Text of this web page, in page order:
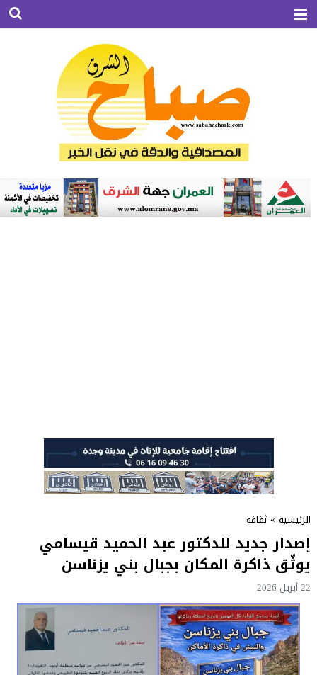
الرئيسية » ثقافة
إصدار جديد للدكتور عبد الحميد قيسامي
يوثّق ذاكرة المكان بجبال بني يزناسن
22 أبريل 2026